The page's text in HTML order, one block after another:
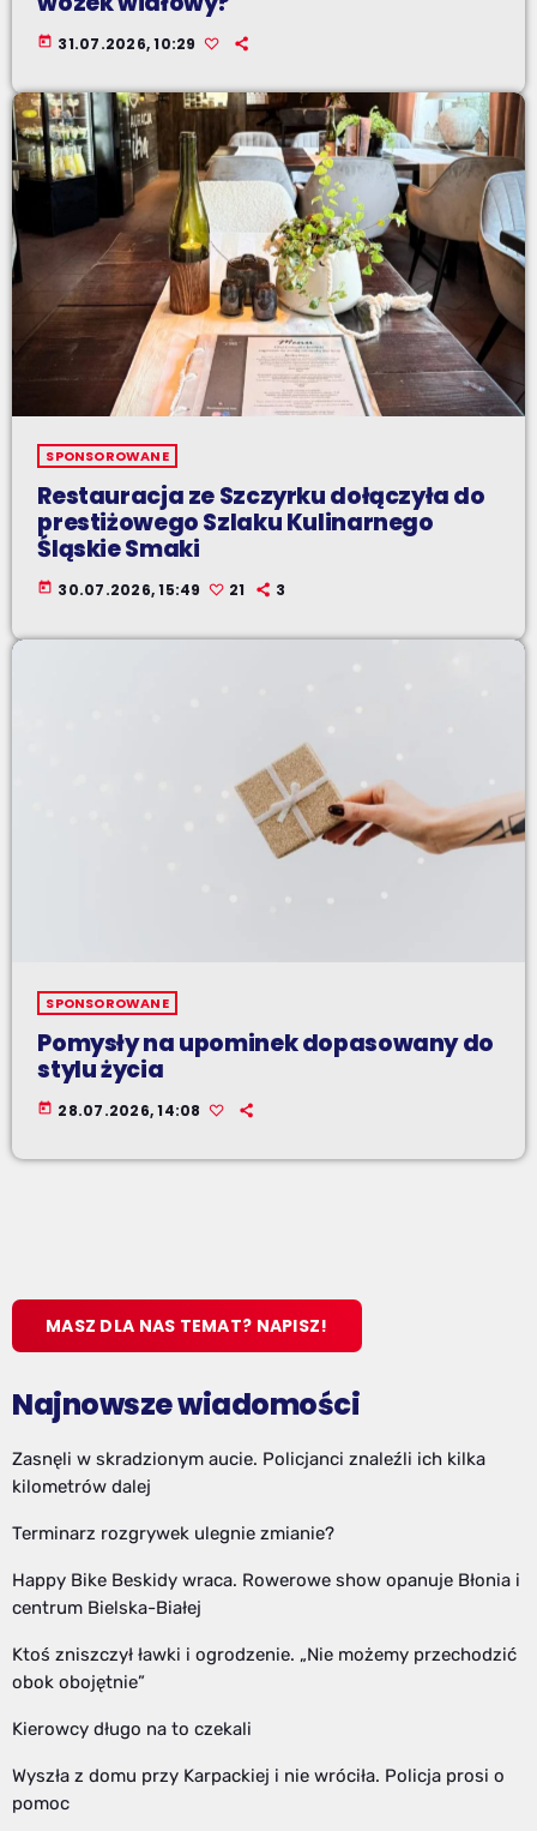
today 31.07.2026, 10:29
SPONSOROWANE
Restauracja ze Szczyrku dołączyła do
prestiżowego Szlaku Kulinarnego
Śląskie Smaki
today 30.07.2026, 15:49 21 3
SPONSOROWANE
Pomysły na upominek dopasowany do
stylu życia
today 28.07.2026, 14:08
MASZ DLA NAS TEMAT? NAPISZ!
Najnowsze wiadomości
Zasnęli w skradzionym aucie. Policjanci znaleźli ich kilka
kilometrów dalej
Terminarz rozgrywek ulegnie zmianie?
Happy Bike Beskidy wraca. Rowerowe show opanuje Błonia i
centrum Bielska-Białej
Ktoś zniszczył ławki i ogrodzenie. „Nie możemy przechodzić
obok obojętnie”
Kierowcy długo na to czekali
Wyszła z domu przy Karpackiej i nie wróciła. Policja prosi o
pomoc